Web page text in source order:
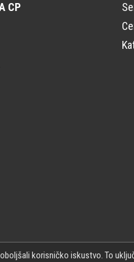
CP
korisničko iskustvo. To